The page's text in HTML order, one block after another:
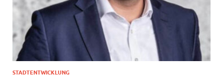
STADTENTWICKLUNG